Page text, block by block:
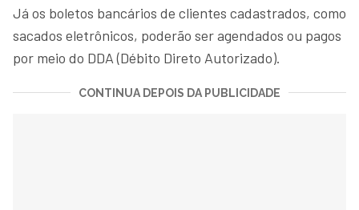
Já os boletos bancários de clientes cadastrados, como
sacados eletrônicos, poderão ser agendados ou pagos
por meio do DDA (Débito Direto Autorizado).
CONTINUA DEPOIS DA PUBLICIDADE